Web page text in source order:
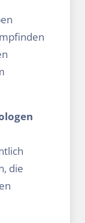
die